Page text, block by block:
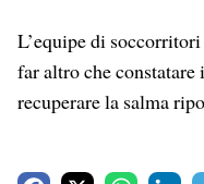
L’equipe di
far altro che constatare
recuperare la salma